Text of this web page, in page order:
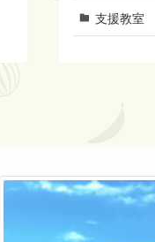
支援教室